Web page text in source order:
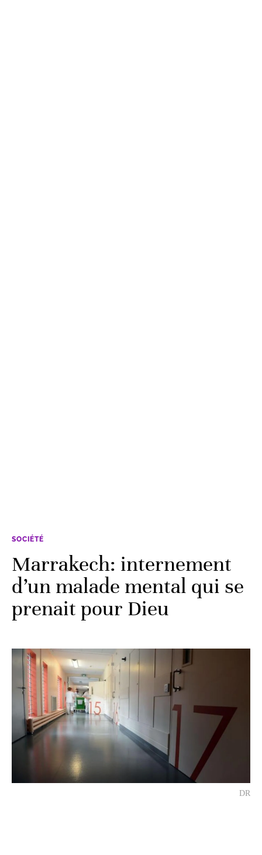
SOCIÉTÉ
Marrakech: internement
d’un malade mental qui se
prenait pour Dieu
DR